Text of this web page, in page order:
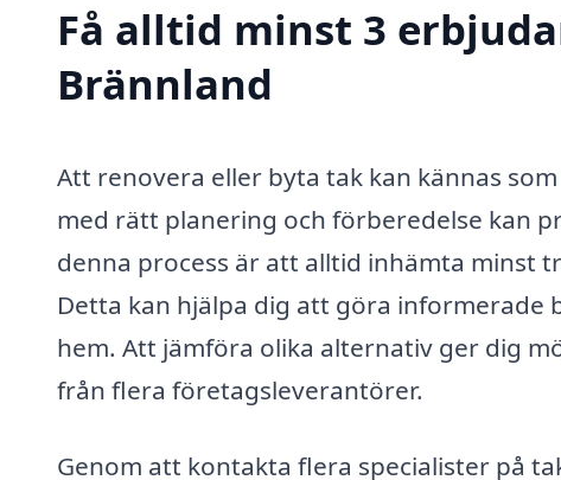
Få alltid minst 3
Brännland
Att renovera eller byta tak kan kännas
med rätt planering och förberedelse kan
denna process är att alltid inhämta minst
Detta kan hjälpa dig att göra informerade
hem. Att jämföra olika alternativ ger dig
från flera företagsleverantörer.
Genom att kontakta flera specialister på